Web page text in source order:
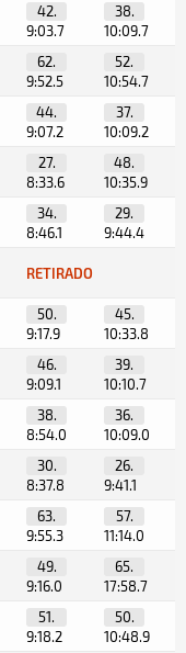
42.
9:03.7
38.
10:09.7
62.
9:52.5
52.
10:54.7
44.
9:07.2
37.
10:09.2
27.
8:33.6
48.
10:35.9
34.
8:46.1
29.
9:44.4
RETIRADO
50.
9:17.9
45.
10:33.8
46.
9:09.1
39.
10:10.7
38.
8:54.0
36.
10:09.0
30.
8:37.8
26.
9:41.1
63.
9:55.3
57.
11:14.0
49.
9:16.0
65.
17:58.7
51.
9:18.2
50.
10:48.9